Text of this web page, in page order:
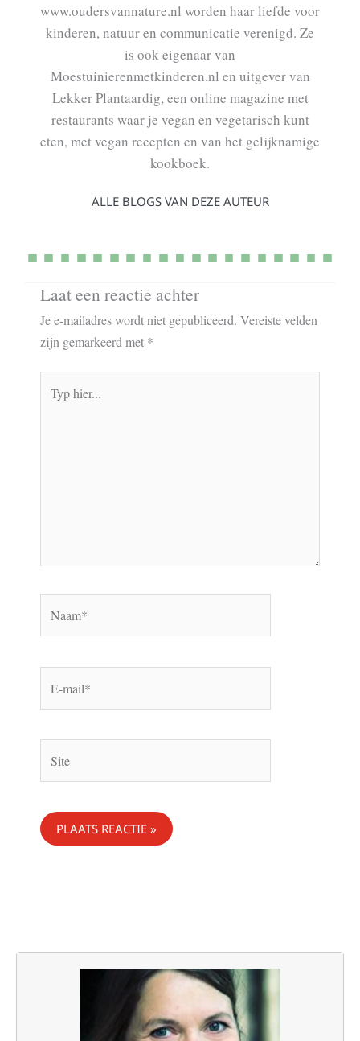
www.oudersvannature.nl worden haar liefde voor
kinderen, natuur en communicatie verenigd. Ze
is ook eigenaar van
Moestuinierenmetkinderen.nl en uitgever van
Lekker Plantaardig, een online magazine met
restaurants waar je vegan en vegetarisch kunt
eten, met vegan recepten en van het gelijknamige
kookboek.
ALLE BLOGS VAN DEZE AUTEUR
Laat een reactie achter
Je e-mailadres wordt niet gepubliceerd. Vereiste velden
zijn gemarkeerd met *
hier...
mail*